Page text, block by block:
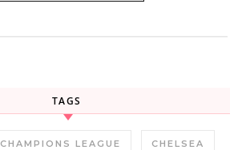
TAGS
CHAMPIONS LEAGUE CHELSEA